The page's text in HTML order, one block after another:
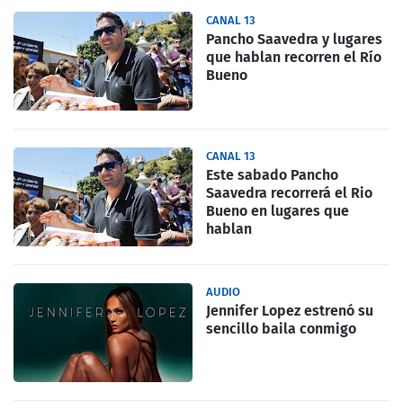
CANAL 13
Pancho Saavedra y lugares
que hablan recorren el Río
Bueno
CANAL 13
Este sabado Pancho
Saavedra recorrerá el Rio
Bueno en lugares que
hablan
AUDIO
Jennifer Lopez estrenó su
sencillo baila conmigo